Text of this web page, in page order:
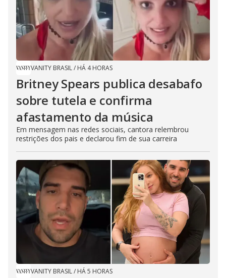
VANITY BRASIL/ HÁ 4 HORAS
Britney Spears publica desabafo
sobre tutela e confirma
afastamento da música
Em mensagem nas redes sociais, cantora relembrou
restrições dos pais e declarou fim de sua carreira
VANITY BRASIL/ HÁ 5 HORAS